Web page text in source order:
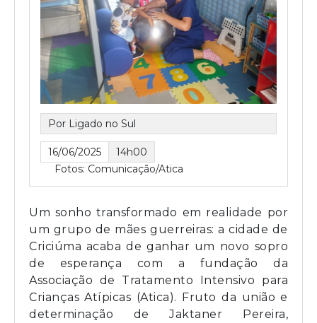
Por Ligado no Sul
16/06/2025
14h00
Fotos: Comunicação/Atica
Um sonho transformado em realidade por
um grupo de mães guerreiras: a cidade de
Criciúma acaba de ganhar um novo sopro
de esperança com a fundação da
Associação de Tratamento Intensivo para
Crianças Atípicas (Atica). Fruto da união e
determinação de Jaktaner Pereira,